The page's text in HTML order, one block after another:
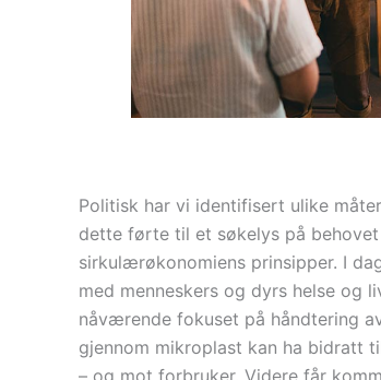
Politisk har vi identifisert ulike
dette førte til et søkelys på
sirkulærøkonomiens prinsipper. I
med menneskers og dyrs helse og
nåværende fokuset på håndtering
gjennom mikroplast kan ha bidratt
– og mot forbruker. Videre får